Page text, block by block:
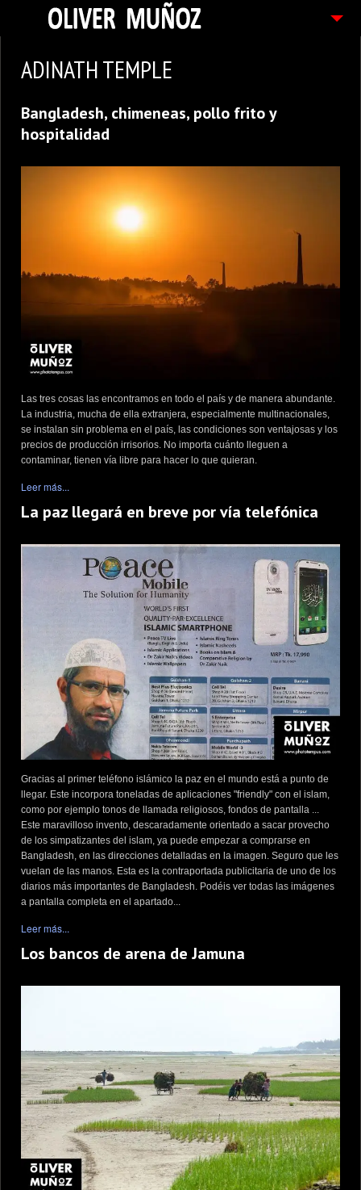
FOTOGRAFIAS
CONTACTO
PEDIDOS
ADINATH TEMPLE
Bangladesh, chimeneas, pollo frito y
hospitalidad
Las tres cosas las encontramos en todo el país y de manera abundante.
La industria, mucha de ella extranjera, especialmente multinacionales,
se instalan sin problema en el país, las condiciones son ventajosas y los
precios de producción irrisorios. No importa cuánto lleguen a
contaminar, tienen vía libre para hacer lo que quieran.
Leer más...
La paz llegará en breve por vía telefónica
Gracias al primer teléfono islámico la paz en el mundo está a punto de
llegar. Este incorpora toneladas de aplicaciones "friendly" con el islam,
como por ejemplo tonos de llamada religiosos, fondos de pantalla ...
Este maravilloso invento, descaradamente orientado a sacar provecho
de los simpatizantes del islam, ya puede empezar a comprarse en
Bangladesh, en las direcciones detalladas en la imagen. Seguro que les
vuelan de las manos. Esta es la contraportada publicitaria de uno de los
diarios más importantes de Bangladesh. Podéis ver todas las imágenes
a pantalla completa en el apartado...
Leer más...
Los bancos de arena de Jamuna